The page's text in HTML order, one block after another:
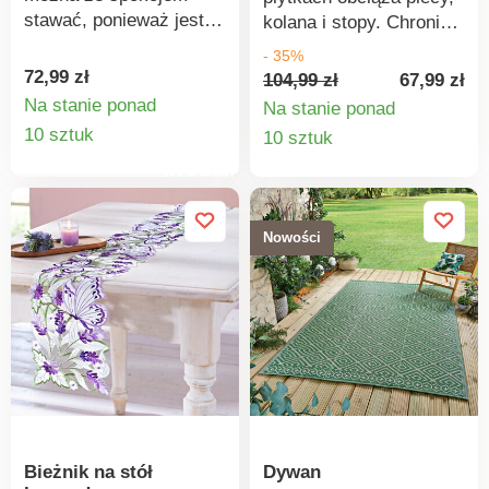
latem. Odporny na brud.
Wytrzymały.
stawać, ponieważ jest
co najważniejsze,
pozwoli zachować
czystość w Twoim
domu. Wymiary: 45 x 45
solidna. Odporna na
zabrudzenia +
antypoślizgowa.
72,99 zł
Na stanie ponad
10 sztuk
kolana i stopy. Chroni
również przed
odciskami stóp,
plamami i pęknięciami.
Miękka wyściółka.
Oszczędza stawy.
plamami i pęknięciami.
Eldo.
- 35%
104,99 zł
67,99 zł
Na stanie ponad
10 sztuk
Bieżnik na stół
Nowości
Dywan